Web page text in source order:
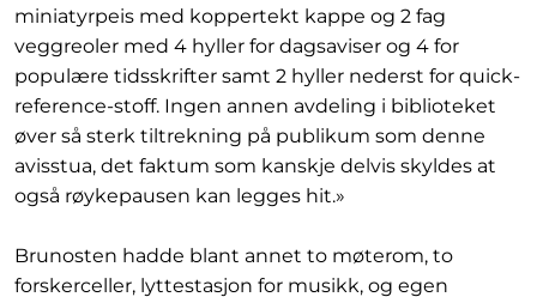
miniatyrpeis med koppertekt kappe og 2 fag
veggreoler med 4 hyller for dagsaviser og 4 for
populære tidsskrifter samt 2 hyller nederst for quick-
reference-stoff. Ingen annen avdeling i biblioteket
øver så sterk tiltrekning på publikum som denne
avisstua, det faktum som kanskje delvis skyldes at
også røykepausen kan legges hit.»
Brunosten hadde blant annet to møterom, to
forskerceller, lyttestasjon for musikk, og egen